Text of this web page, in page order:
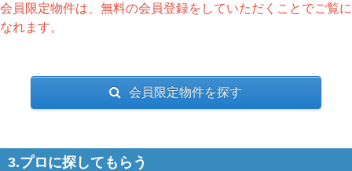
会員限定物件は、無料の会員登録をしていただくことでご覧に
なれます。
会員限定物件を探す
3.プロに探してもらう